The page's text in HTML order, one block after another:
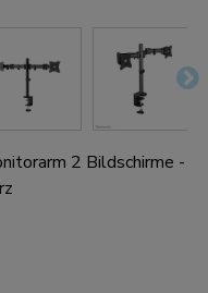
2 Bildschirme -